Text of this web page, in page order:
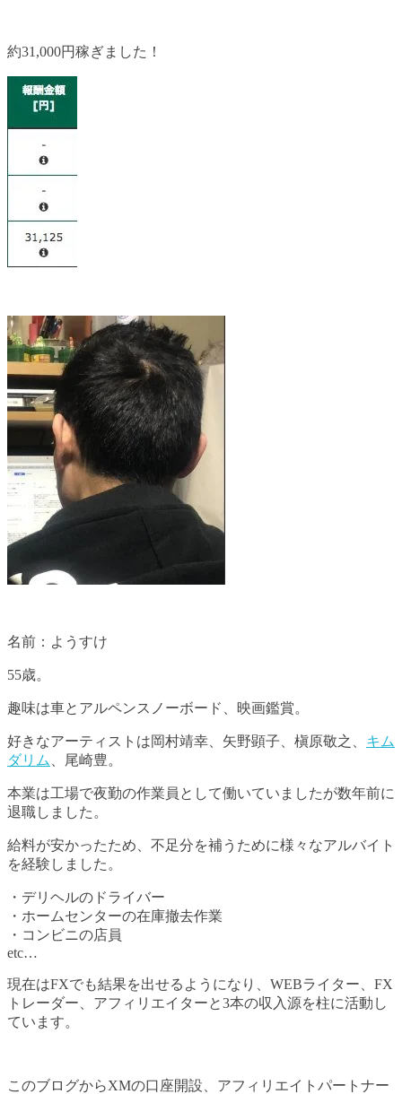
約31,000円稼ぎました！
名前：ようすけ
55歳。
趣味は車とアルペンスノーボード、映画鑑賞。
好きなアーティストは岡村靖幸、矢野顕子、槇原敬之、 キム
ダリム
、尾崎豊。
本業は工場で夜勤の作業員として働いていましたが数年前に
退職しました。
給料が安かったため、不足分を補うために様々なアルバイト
を経験しました。
・デリヘルのドライバー
・ホームセンターの在庫撤去作業
・コンビニの店員
etc…
現在はFXでも結果を出せるようになり、WEBライター、FX
トレーダー、アフィリエイターと3本の収入源を柱に活動し
ています。
このブログからXMの口座開設、アフィリエイトパートナー